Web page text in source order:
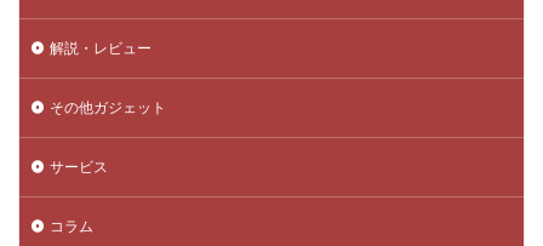
解説・レビュー
その他ガジェット
サービス
コラム